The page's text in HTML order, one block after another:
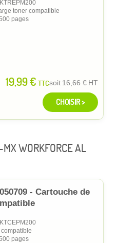
toner compatible
pages
19,99 € TTCsoit 16,66 € HT
CHOISIR >
WORKFORCE AL
- Cartouche de
compatible
pages